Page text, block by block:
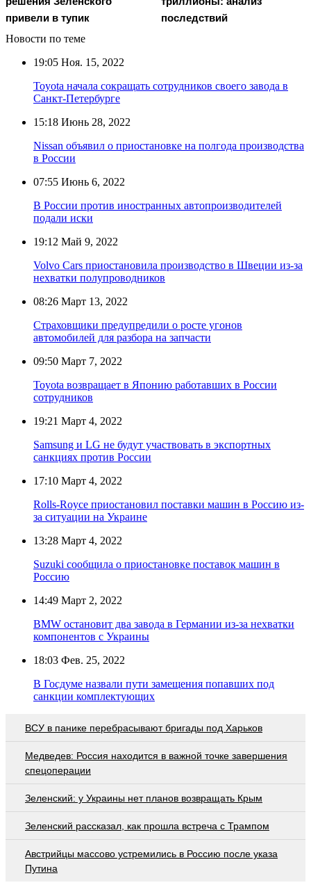
привели в тупик
последствий
Новости по теме
19:05 Ноя. 15, 2022
Toyota начала сокращать сотрудников своего завода в
Санкт-Петербурге
15:18 Июнь 28, 2022
Nissan объявил о приостановке на полгода производства
в России
07:55 Июнь 6, 2022
В России против иностранных автопроизводителей
подали иски
19:12 Май 9, 2022
Volvo Cars приостановила производство в Швеции из-за
нехватки полупроводников
08:26 Март 13, 2022
Страховщики предупредили о росте угонов
автомобилей для разбора на запчасти
09:50 Март 7, 2022
Toyota возвращает в Японию работавших в России
сотрудников
19:21 Март 4, 2022
Samsung и LG не будут участвовать в экспортных
санкциях против России
17:10 Март 4, 2022
Rolls-Royce приостановил поставки машин в Россию из-
за ситуации на Украине
13:28 Март 4, 2022
Suzuki сообщила о приостановке поставок машин в
Россию
14:49 Март 2, 2022
BMW остановит два завода в Германии из-за нехватки
компонентов с Украины
18:03 Фев. 25, 2022
В Госдуме назвали пути замещения попавших под
санкции комплектующих
ВСУ в панике перебрасывают бригады под Харьков
Медведев: Россия находится в важной точке завершения
спецоперации
Зеленский: у Украины нет планов возвращать Крым
Зеленский рассказал, как прошла встреча с Трампом
Австрийцы массово устремились в Россию после указа
Путина